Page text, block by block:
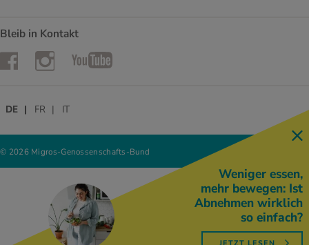
Bleib in Kontakt
FacebookInstagramYouTube
© 2026 Migros-Genossenschafts-Bund
DE FR IT
Weniger essen,
mehr bewegen: Ist
Abnehmen wirklich
so einfach?